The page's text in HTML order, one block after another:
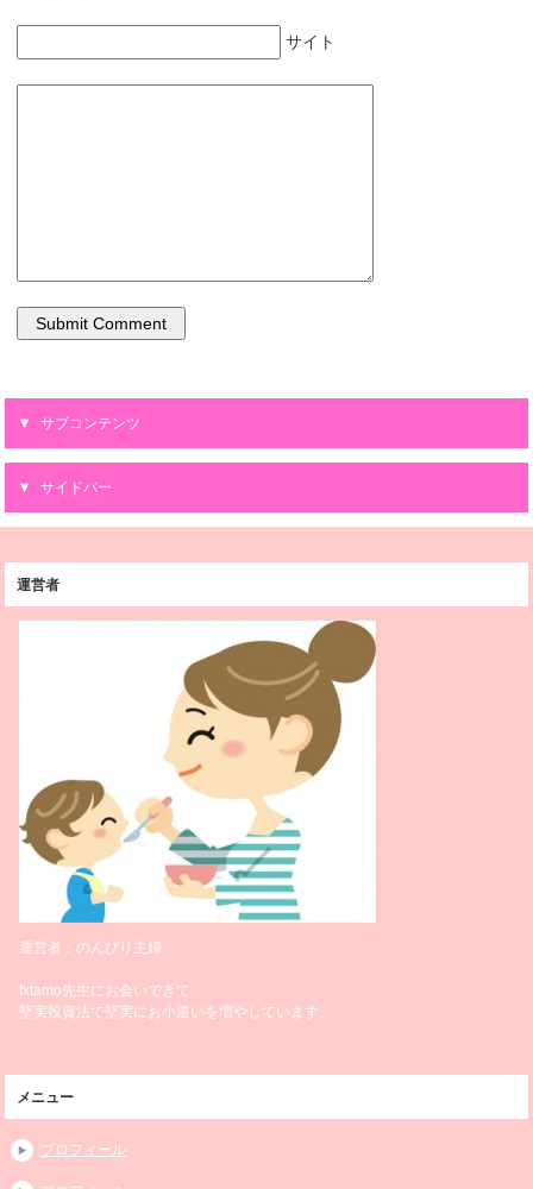
サイト
サブコンテンツ
サイドバー
運営者
運営者：のんびり主婦
fxtamo先生にお会いできて
堅実投資法で堅実にお小遣いを増やしています。
メニュー
プロフィール